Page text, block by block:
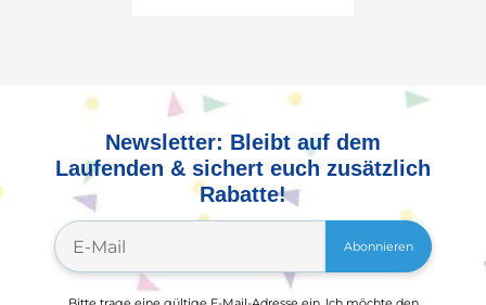
Newsletter: Bleibt auf dem
Laufenden & sichert euch zusätzlich
Rabatte!
Abonnieren